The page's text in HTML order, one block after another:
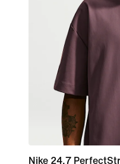
Nike 24.7